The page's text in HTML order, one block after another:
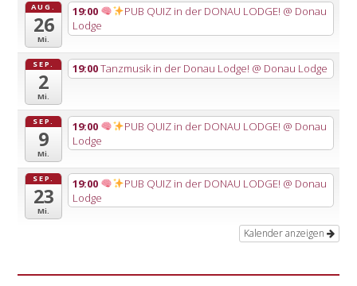
AUG.
26
Mi.
19:00 PUB QUIZ in der DONAU LODGE! @ Donau
Lodge
SEP.
2
Mi.
19:00Tanzmusik in der Donau Lodge! @ Donau Lodge
SEP.
9
Mi.
19:00 PUB QUIZ in der DONAU LODGE! @ Donau
Lodge
SEP.
23
Mi.
19:00 PUB QUIZ in der DONAU LODGE! @ Donau
Lodge
Kalender anzeigen